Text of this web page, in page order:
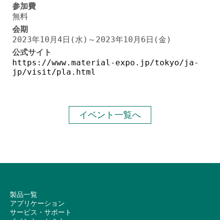
参加費
無料
会期
2023年10月4日(水)～2023年10月6日(金)
公式サイト
https://www.material-expo.jp/tokyo/ja-
jp/visit/pla.html
イベント一覧へ
製品一覧
アプリケーション
サービス・サポート